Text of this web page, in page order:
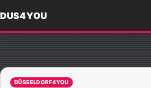
DUS4YOU
DÜSSELDORF4YOU